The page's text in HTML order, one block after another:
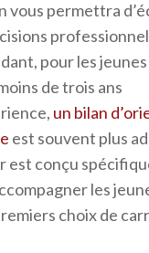
vous permettra
pour les
de trois ans
un bilan
est souvent plus
est conçu
les
choix de